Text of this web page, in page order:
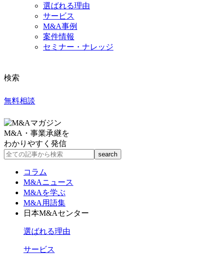
選ばれる理由
サービス
M&A事例
案件情報
セミナー・ナレッジ
検索
無料相談
M&A・事業承継を
わかりやすく発信
コラム
M&Aニュース
M&Aを学ぶ
M&A用語集
日本M&Aセンター
選ばれる理由
サービス